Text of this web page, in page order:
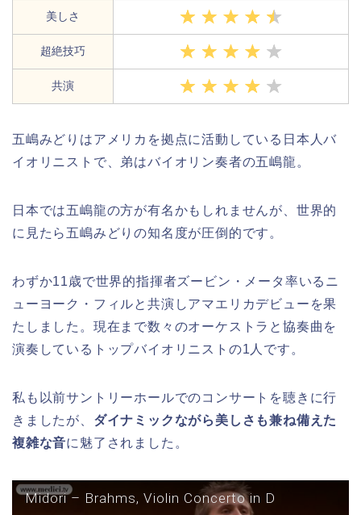
美しさ
超絶技巧
共演
五嶋みどりはアメリカを拠点に活動している日本人バ
イオリニストで、弟はバイオリン奏者の五嶋龍。
日本では五嶋龍の方が有名かもしれませんが、世界的
に見たら五嶋みどりの知名度が圧倒的です。
わずか11歳で世界的指揮者ズービン・メータ率いるニ
ューヨーク・フィルと共演しアマエリカデビューを果
たしました。現在まで数々のオーケストラと協奏曲を
演奏しているトップバイオリニストの1人です。
私も以前サントリーホールでのコンサートを聴きに行
きましたが、 ダイナミックながら美しさも兼ね備えた
複雑な音に魅了されました。
Midori – Brahms, Violin Concerto in D